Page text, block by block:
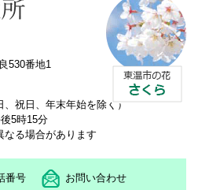
530番地1
祝日、年末年始を除く）
5時15分
る場合があります
番号 お問い合わせ